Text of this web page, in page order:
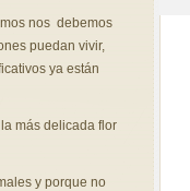
nos debemos
puedan vivir,
ya están
más delicada flor
y porque no